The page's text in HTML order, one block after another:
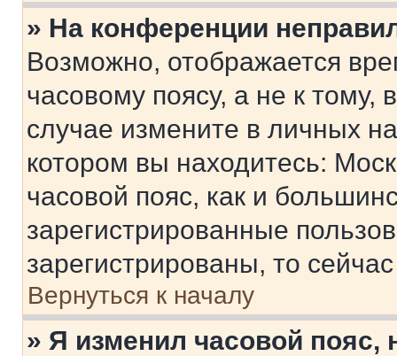
» На конференции
Возможно, отображается
часовому поясу, а не к тому,
случае измените в личных
котором вы находитесь:
часовой пояс, как и
зарегистрированные
зарегистрированы, то
Вернуться к началу
» Я изменил часовой пояс,